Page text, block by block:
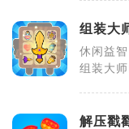
组装大
休闲益
组装大
解压戳